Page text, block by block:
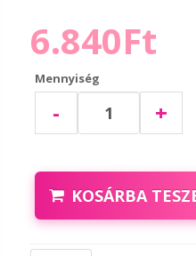
6.840Ft
Mennyiség
- +
KOSÁRBA